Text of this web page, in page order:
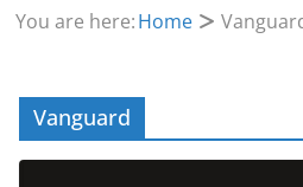
You are here:Home
Vanguard